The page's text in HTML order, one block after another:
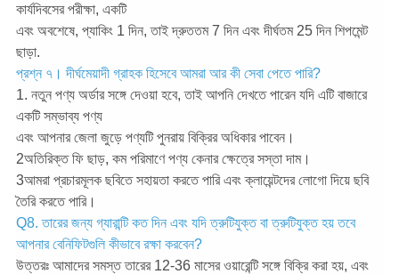
কার্যদিবসের পরীক্ষা, একটি
এবং অবশেষে, প্যাকিং 1 দিন, তাই দ্রুততম 7 দিন এবং দীর্ঘতম 25 দিন শিপমেন্ট
ছাড়া.
প্রশ্ন ৭। দীর্ঘমেয়াদী গ্রাহক হিসেবে আমরা আর কী সেবা পেতে পারি?
1. নতুন পণ্য অর্ডার সঙ্গে দেওয়া হবে, তাই আপনি দেখতে পারেন যদি এটি বাজারে
একটি সম্ভাব্য পণ্য
এবং আপনার জেলা জুড়ে পণ্যটি পুনরায় বিক্রির অধিকার পাবেন।
2অতিরিক্ত ফি ছাড়, কম পরিমাণে পণ্য কেনার ক্ষেত্রে সস্তা দাম।
3আমরা প্রচারমূলক ছবিতে সহায়তা করতে পারি এবং ক্লায়েন্টদের লোগো দিয়ে ছবি
তৈরি করতে পারি।
Q8. তারের জন্য গ্যারান্টি কত দিন এবং যদি ত্রুটিযুক্ত বা ত্রুটিযুক্ত হয় তবে
আপনার বেনিফিটগুলি কীভাবে রক্ষা করবেন?
উত্তরঃ আমাদের সমস্ত তারের 12-36 মাসের ওয়ারেন্টি সঙ্গে বিক্রি করা হয়, এবং